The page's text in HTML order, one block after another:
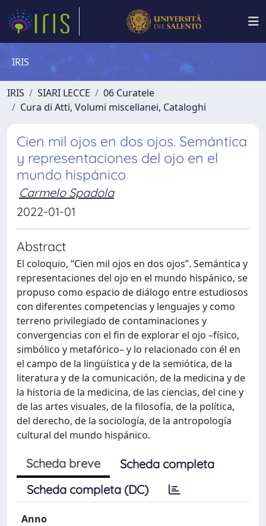
IRIS
IRIS SIARI LECCE
06 Curatele
Cura di Atti, Volumi miscellanei, Cataloghi
Cien mil ojos en dos ojos. Semántica
y representaciones del ojo en el
mundo hispánico
Carmelo Spadola
2022-01-01
Abstract
El coloquio, “Cien mil ojos en dos ojos”. Semántica y
representaciones del ojo en el mundo hispánico, se
propuso como espacio de diálogo entre estudiosos
con diferentes competencias y lenguajes y como
terreno privilegiado de contaminaciones y
convergencias con el fin de explorar el ojo –físico,
simbólico y metafórico– y lo relacionado con él en
el campo de la lingüística y de la semiótica, de la
literatura y de la comunicación, de la medicina y de
la historia de la medicina, de las ciencias, del cine y
de las artes visuales, de la filosofía, de la política,
del derecho, de la sociología, de la antropología
cultural del mundo hispánico.
Scheda breve
Scheda completa
Scheda completa (DC)
Anno